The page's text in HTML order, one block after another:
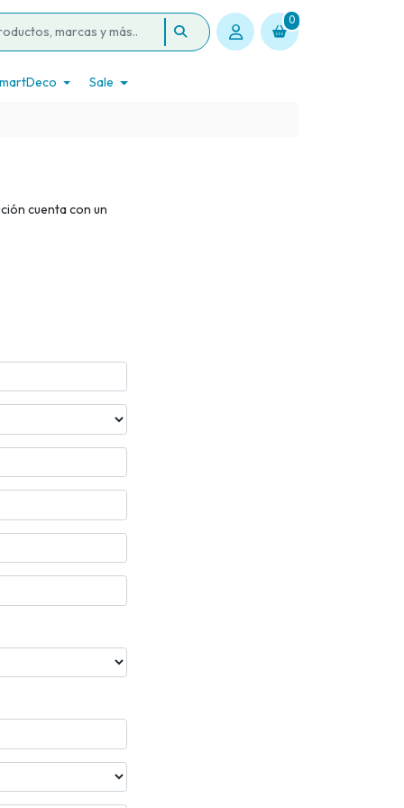
0
Sale
cuenta con un